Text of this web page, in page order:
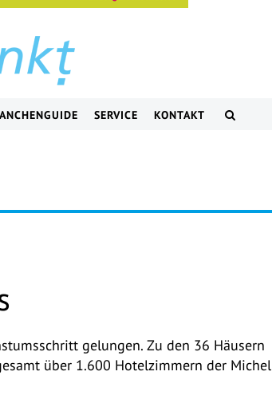
SERVICE KONTAKT
gelungen. Zu den 36 Häusern
über 1.600 Hotelzimmern der Michel